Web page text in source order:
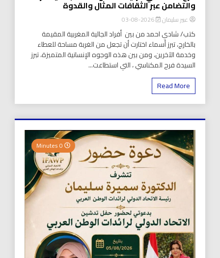
والتضامن عبر الثقافات المثال والقدوة
عبير سليمان 2026-08-03
كتب/ شادي احمد من بين أفراد الجالية المغربية المقيمة
بالخارج، تبرز أسماء اختارت أن تجعل من الغربة مساحة للعطاء
وخدمة الآخرين، ومن بين هذه الوجوه الإنسانية المتميزة، تبرز
السيدة فرح المكناسي ، التي استطاعت...
Read More